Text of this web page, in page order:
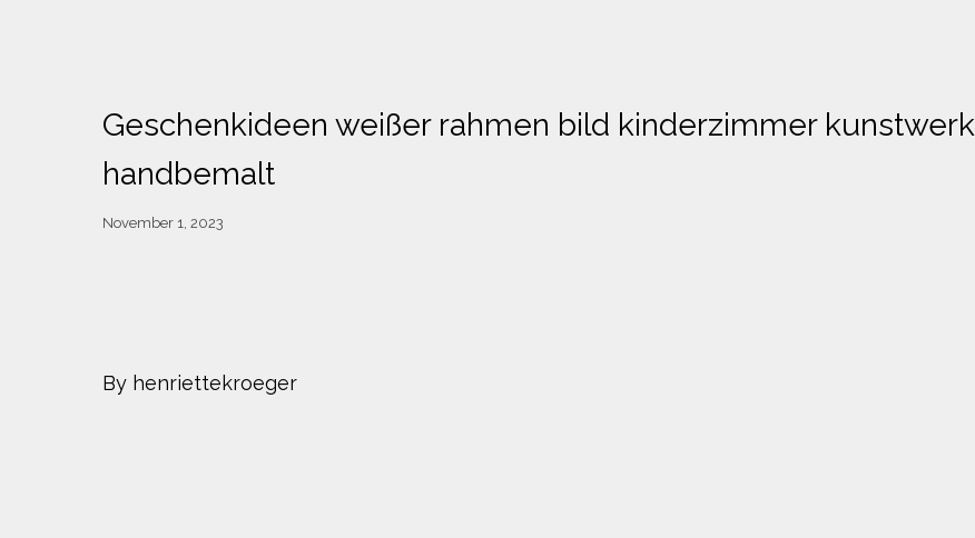
Geschenkideen weißer rahmen bild kinderzimmer kunstwerk
handbemalt
November 1, 2023
By henriettekroeger